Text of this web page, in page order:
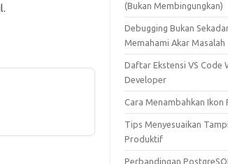
(Bukan Membingungkan)
Debugging Bukan
Memahami Akar Masalah
Daftar Ekstensi VS Code
Developer
Cara Menambahkan Ikon
Tips Menyesuaikan
Produktif
Perbandingan